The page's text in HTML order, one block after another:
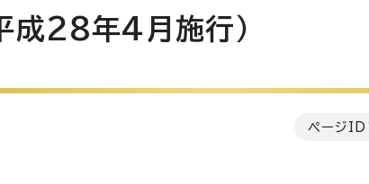
成28年4月施行）
ページID